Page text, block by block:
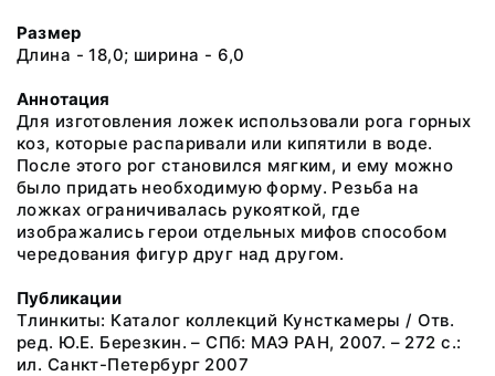
Размер
Длина - 18,0; ширина - 6,0
Аннотация
Для изготовления ложек использовали рога горных
коз, которые распаривали или кипятили в воде.
После этого рог становился мягким, и ему можно
было придать необходимую форму. Резьба на
ложках ограничивалась рукояткой, где
изображались герои отдельных мифов способом
чередования фигур друг над другом.
Публикации
Тлинкиты: Каталог коллекций Кунсткамеры / Отв.
ред. Ю.Е. Березкин. – СПб: МАЭ РАН, 2007. – 272 с.:
ил. Санкт-Петербург 2007